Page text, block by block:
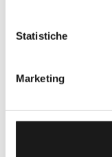
Statistiche
Marketing